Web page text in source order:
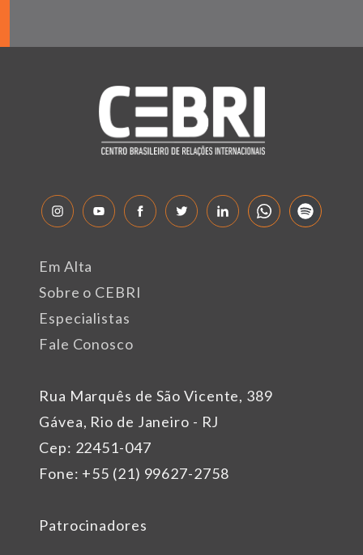
Rua Marquês de São Vicente, 389
Gávea, Rio de Janeiro - RJ
Cep: 22451-047
Fone: +55 (21) 99627-2758
Em Alta
Sobre o CEBRI
Especialistas
Fale Conosco
Patrocinadores